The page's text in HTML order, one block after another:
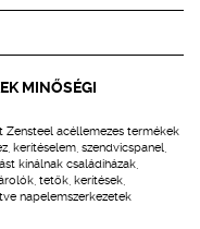
MINŐSÉGI
acéllemezes termékek
kerítéselem, szendvicspanel,
kínálnak családiházak,
tetők, kerítések,
napelemszerkezetek